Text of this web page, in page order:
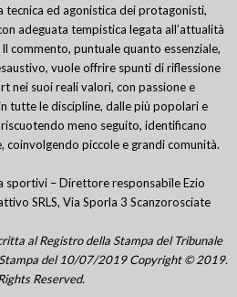
ed agonistica dei protagonisti,
adeguata tempistica legata all’attualità
commento, puntuale quanto essenziale,
vuole offrire spunti di riflessione
nei suoi reali valori, con passione e
tutte le discipline, dalle più popolari e
meno seguito, identificano
coinvolgendo piccole e grandi comunità.
– Direttore responsabile Ezio
SRLS, Via Sporla 3 Scanzorosciate
al Registro della Stampa del Tribunale
del 10/07/2019 Copyright © 2019.
Reserved.